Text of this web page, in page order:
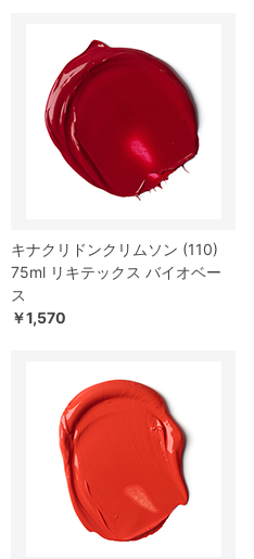
キナクリドンクリムソン (110)
75ml リキテックス バイオベー
ス
￥1,570